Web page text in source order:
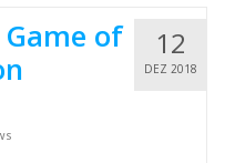
12
DEZ 2018
of